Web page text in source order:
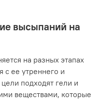
высыпаний на
на разных этапах
с ее утреннего и
подходят гели и
веществами, которые